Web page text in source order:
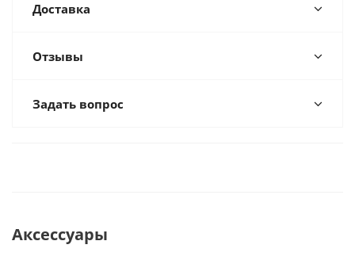
Доставка
Отзывы
Задать вопрос
Аксессуары